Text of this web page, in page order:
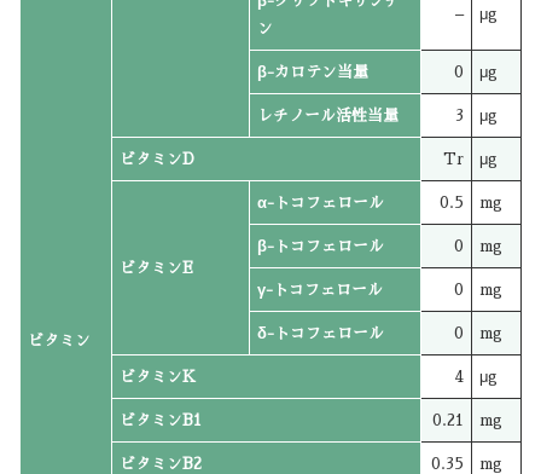
ビタミン
ン
– μg
β-カロテン当量 0 μg
レチノール活性当量 3 μg
ビタミンD Tr μg
ビタミンE
α-トコフェロール 0.5 mg
β-トコフェロール 0 mg
γ-トコフェロール 0 mg
δ-トコフェロール 0 mg
ビタミンK 4 μg
ビタミンB1 0.21 mg
ビタミンB2 0.35 mg